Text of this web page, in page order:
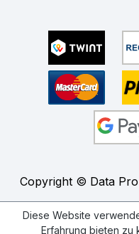
Copyright © Data
Diese Website
Erfahrung bieten zu